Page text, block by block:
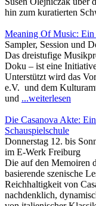
hin zum kuratierten
Meaning Of Music:
Sampler, Session und
Das dreistufige
Doku – ist eine
Unterstützt wird das
e.V. und dem
und ...weiterlesen
Die Casanova Akte:
Schauspielschule
Donnerstag 12. bis
im E-Werk Freiburg
Die auf den Memoiren
basierende szenische
Reichhaltigkeit von
nachdenklich,